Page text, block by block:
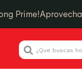
¿Que buscas hoy?